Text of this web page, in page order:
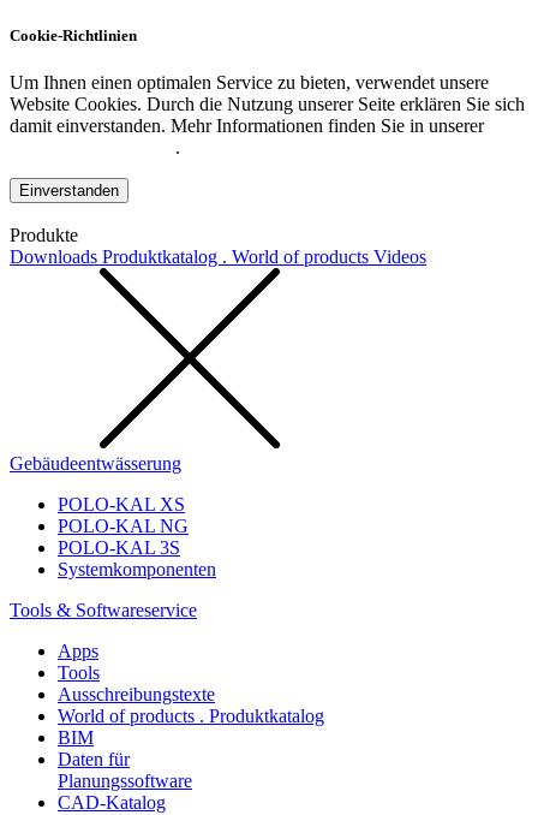
Cookie-Richtlinien
Um Ihnen einen optimalen Service zu bieten, verwendet unsere
Website Cookies. Durch die Nutzung unserer Seite erklären Sie sich
damit einverstanden. Mehr Informationen finden Sie in unserer
.
Einverstanden
Produkte
Downloads Produktkatalog . World of products Videos
Gebäudeentwässerung
POLO-KAL XS
POLO-KAL NG
POLO-KAL 3S
Systemkomponenten
Tools & Softwareservice
Apps
Tools
Ausschreibungstexte
World of products . Produktkatalog
BIM
Daten für
Planungssoftware
CAD-Katalog